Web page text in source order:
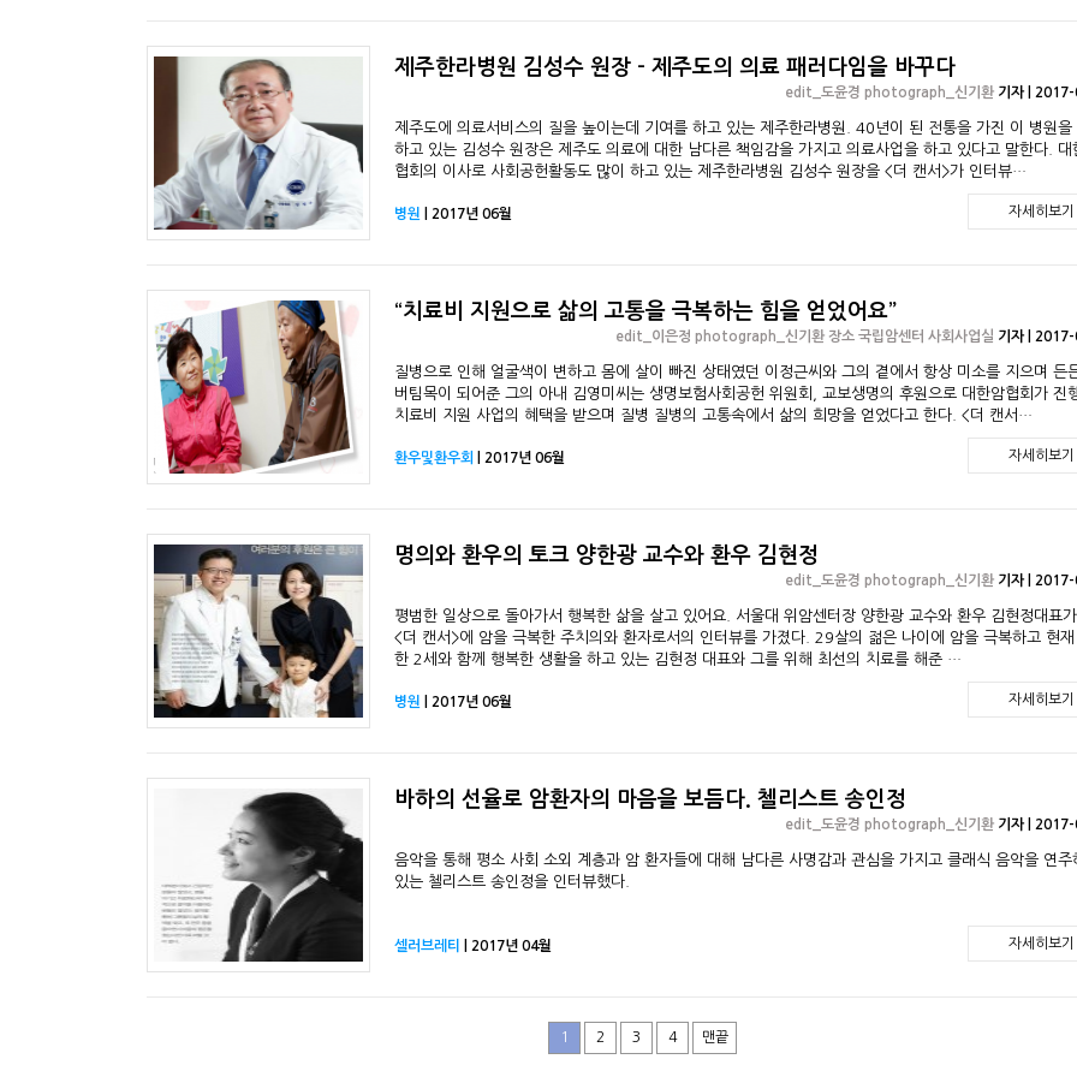
제주한라병원 김성수 원장 - 제주도의 의료 패러다임을 바꾸다
edit_도윤경 photograph_신기환 기자 |
제주도에 의료서비스의 질을 높이는데 기여를 하고 있는 제주한라병원. 40년이 된 전통을 가진 이 병원을
하고 있는 김성수 원장은 제주도 의료에 대한 남다른 책임감을 가지고 의료사업을 하고 있다고 말한다. 대
협회의 이사로 사회공헌활동도 많이 하고 있는 제주한라병원 김성수 원장을 <더 캔서>가 인터뷰…
병원 | 2017년 06월 자세히보기
“치료비 지원으로 삶의 고통을 극복하는 힘을 얻었어요”
edit_이은정 photograph_신기환 장소 국립암센터 사회사업실 기자 |
질병으로 인해 얼굴색이 변하고 몸에 살이 빠진 상태였던 이정근씨와 그의 곁에서 항상 미소를 지으며 든
버팀목이 되어준 그의 아내 김영미씨는 생명보험사회공헌 위원회, 교보생명의 후원으로 대한암협회가 진
치료비 지원 사업의 혜택을 받으며 질병 질병의 고통속에서 삶의 희망을 얻었다고 한다. <더 캔서…
환우및환우회 | 2017년 06월 자세히보기
명의와 환우의 토크 양한광 교수와 환우 김현정
edit_도윤경 photograph_신기환 기자 |
평범한 일상으로 돌아가서 행복한 삶을 살고 있어요. 서울대 위암센터장 양한광 교수와 환우 김현정대표
<더 캔서>에 암을 극복한 주치의와 환자로서의 인터뷰를 가졌다. 29살의 젊은 나이에 암을 극복하고 현
한 2세와 함께 행복한 생활을 하고 있는 김현정 대표와 그를 위해 최선의 치료를 해준 …
병원 | 2017년 06월 자세히보기
바하의 선율로 암환자의 마음을 보듬다. 첼리스트 송인정
edit_도윤경 photograph_신기환 기자 |
음악을 통해 평소 사회 소외 계층과 암 환자들에 대해 남다른 사명감과 관심을 가지고 클래식 음악을 연주
있는 첼리스트 송인정을 인터뷰했다.
셀러브레티 | 2017년 04월 자세히보기
1 2 3 4 맨끝